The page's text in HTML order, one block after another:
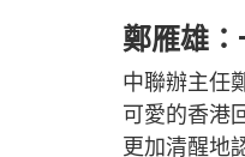
鄭雁雄
中聯辦主任
可愛的香港
更加清醒地